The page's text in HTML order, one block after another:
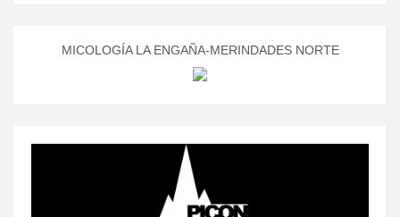
MICOLOGÍA LA ENGAÑA-MERINDADES NORTE